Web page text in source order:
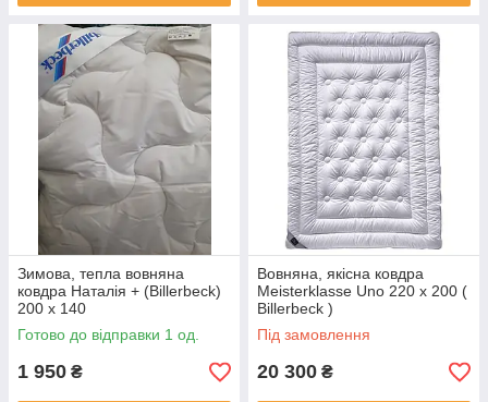
Зимова, тепла вовняна
ковдра Наталія + (Billerbeck)
200 х 140
Готово до відправки 1 од.
1 950 ₴
Вовняна, якісна ковдра
Meisterklasse Uno 220 х 200 (
Billerbeck )
Під замовлення
20 300 ₴